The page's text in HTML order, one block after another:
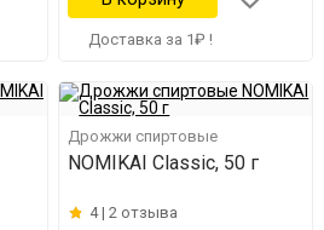
Доставка за 1₽ !
Дрожжи спиртовые
NOMIKAI Classic, 50 г
4 |2 отзыва